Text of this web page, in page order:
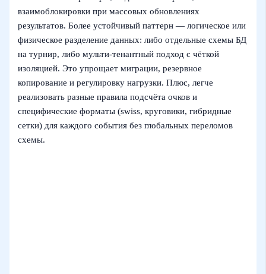
взаимоблокировки при массовых обновлениях
результатов. Более устойчивый паттерн — логическое или
физическое разделение данных: либо отдельные схемы БД
на турнир, либо мульти‑тенантный подход с чёткой
изоляцией. Это упрощает миграции, резервное
копирование и регулировку нагрузки. Плюс, легче
реализовать разные правила подсчёта очков и
специфические форматы (swiss, круговики, гибридные
сетки) для каждого события без глобальных переломов
схемы.